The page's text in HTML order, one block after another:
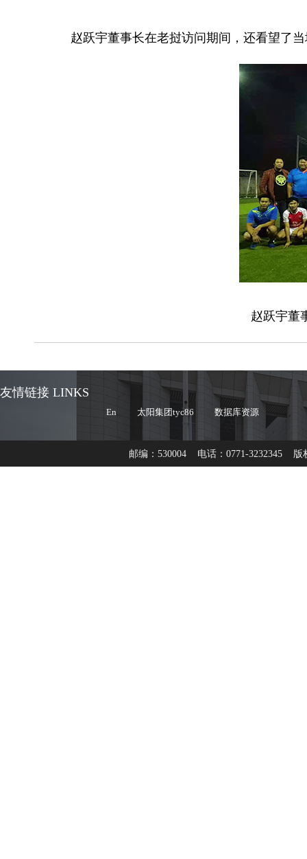
赵跃宇董事长在老挝访问期间，还看望了
赵跃宇董
友情链接 LINKS
En 太阳集团tyc86 数据库资源
邮编：530004 电话：0771-3232345 版